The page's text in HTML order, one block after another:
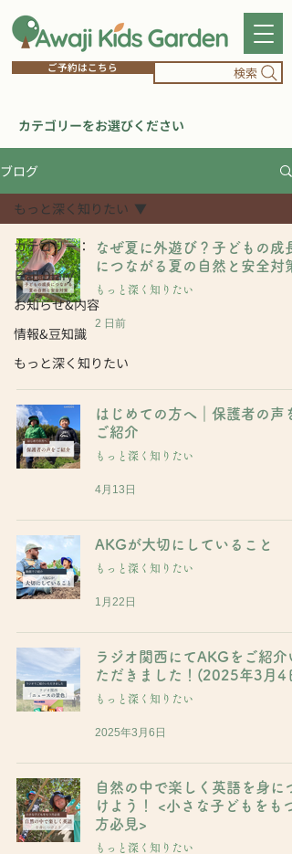
ご予約はこちら 検索
​カテゴリーをお選びください
ブログ
カテゴリー：
日記 Diary
お知らせ&内容
情報&豆知識
もっと深く知りたい
もっと深く知りたい
なぜ夏に外遊び？子どもの成長
につながる夏の自然と安全対策
もっと深く知りたい
2 日前
はじめての方へ｜保護者の声を
ご紹介
もっと深く知りたい
4月13日
AKGが大切にしていること
もっと深く知りたい
1月22日
ラジオ関西にてAKGをご紹介
ただきました！(2025年3月4
もっと深く知りたい
2025年3月6日
自然の中で楽しく英語を身につ
けよう！ <小さな子どもをもつ
方必見>
もっと深く知りたい